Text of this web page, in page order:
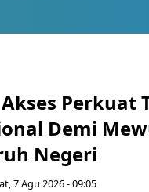
Perkuat
Demi
Negeri
7 Agu 2026 - 09:05